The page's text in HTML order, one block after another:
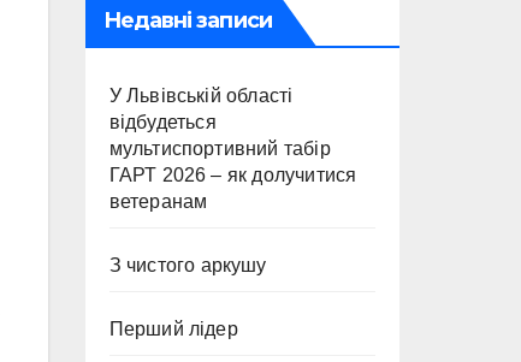
Недавні записи
У Львівській області
відбудеться
мультиспортивний табір
ГАРТ 2026 – як долучитися
ветеранам
З чистого аркушу
Перший лідер